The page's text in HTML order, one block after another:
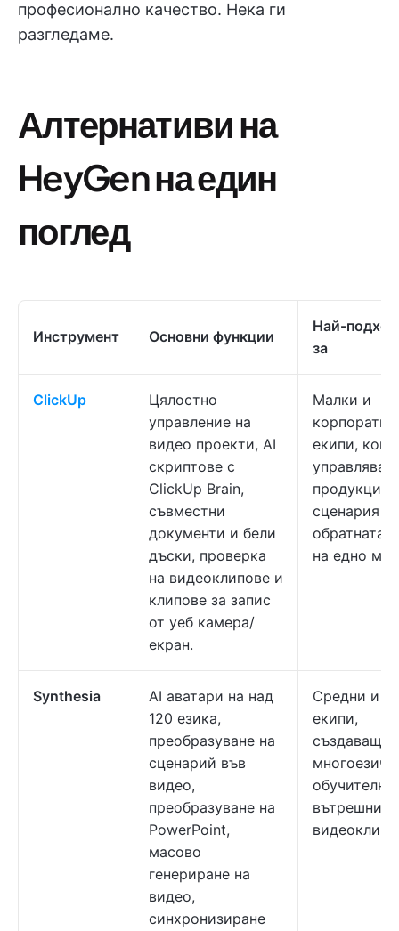
професионално качество. Нека ги
разгледаме.
Алтернативи на
HeyGen на един
поглед
Инструмент Основни функции
Най-
за
ClickUp
Цялостно
управление на
видео проекти, AI
скриптове с
ClickUp Brain,
съвместни
документи и бели
дъски, проверка
на видеоклипове и
клипове за запис
от уеб камера/
екран.
Малки и
екипи,
управляват
сценария
обратната
на едно
Synthesia
AI аватари на над
120 езика,
преобразуване на
сценарий във
видео,
преобразуване на
PowerPoint,
масово
генериране на
видео,
синхронизиране
Средни и
екипи,
създаващи
обучителни
вътрешни